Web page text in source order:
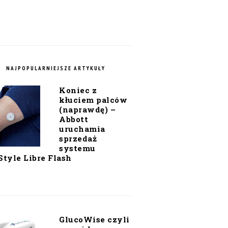
NAJPOPULARNIEJSZE ARTYKUŁY
Koniec z
kłuciem palców
(naprawdę) –
Abbott
uruchamia
sprzedaż
systemu
Libre Flash
GlucoWise czyli